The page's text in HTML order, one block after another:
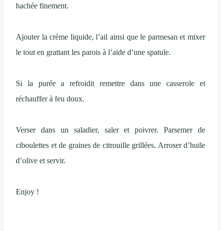
hachée finement.
Ajouter la crème liquide, l’ail ainsi que le parmesan et mixer
le tout en grattant les parois à l’aide d’une spatule.
Si la purée a refroidit remettre dans une casserole et
réchauffer à feu doux.
Verser dans un saladier, saler et poivrer. Parsemer de
ciboulettes et de graines de citrouille grillées. Arroser d’huile
d’olive et servir.
Enjoy !